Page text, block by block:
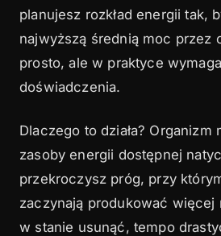
planujesz rozkład energii tak,
najwyższą średnią moc przez
prosto, ale w praktyce
doświadczenia.
Dlaczego to działa? Organizm
zasoby energii dostępnej
przekroczysz próg, przy
zaczynają produkować więcej
w stanie usunąć, tempo